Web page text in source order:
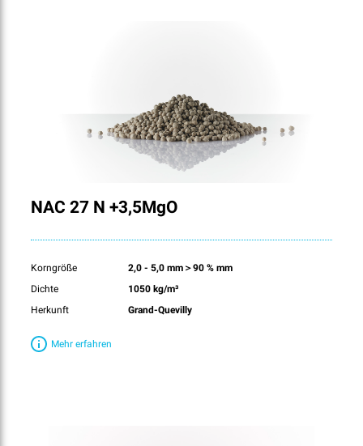
NAC 27 N +3,5MgO
Korngröße
2,0 - 5,0 mm＞90 % mm
Dichte
1050 kg/m³
Herkunft
Grand-Quevilly
Mehr erfahren